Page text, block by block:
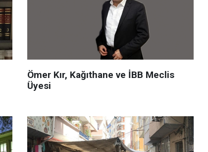
Ömer Kır, Kağıthane ve İBB Meclis
Üyesi